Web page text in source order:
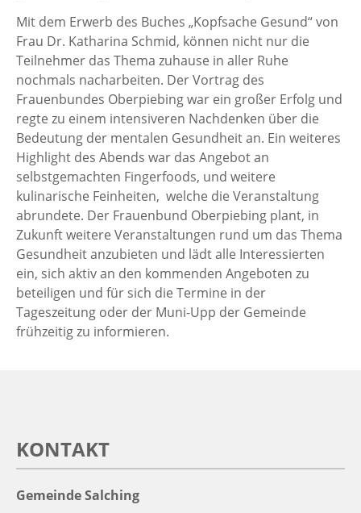
Mit dem Erwerb des Buches „Kopfsache Gesund“ von
Frau Dr. Katharina Schmid, können nicht nur die
Teilnehmer das Thema zuhause in aller Ruhe
nochmals nacharbeiten. Der Vortrag des
Frauenbundes Oberpiebing war ein großer Erfolg und
regte zu einem intensiveren Nachdenken über die
Bedeutung der mentalen Gesundheit an. Ein weiteres
Highlight des Abends war das Angebot an
selbstgemachten Fingerfoods, und weitere
kulinarische Feinheiten, welche die Veranstaltung
abrundete. Der Frauenbund Oberpiebing plant, in
Zukunft weitere Veranstaltungen rund um das Thema
Gesundheit anzubieten und lädt alle Interessierten
ein, sich aktiv an den kommenden Angeboten zu
beteiligen und für sich die Termine in der
Tageszeitung oder der Muni-Upp der Gemeinde
frühzeitig zu informieren.
KONTAKT
Gemeinde Salching